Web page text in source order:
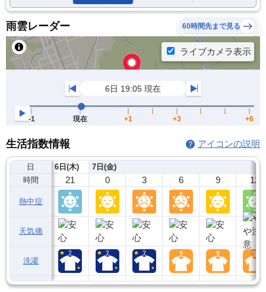
雨雲レーダー 60時間先まで見る
生活指数情報 アイコンの説明
日
時間
熱中症
天気痛
洗濯
6日(木)
21
7日(金)
0 3 6 9 12